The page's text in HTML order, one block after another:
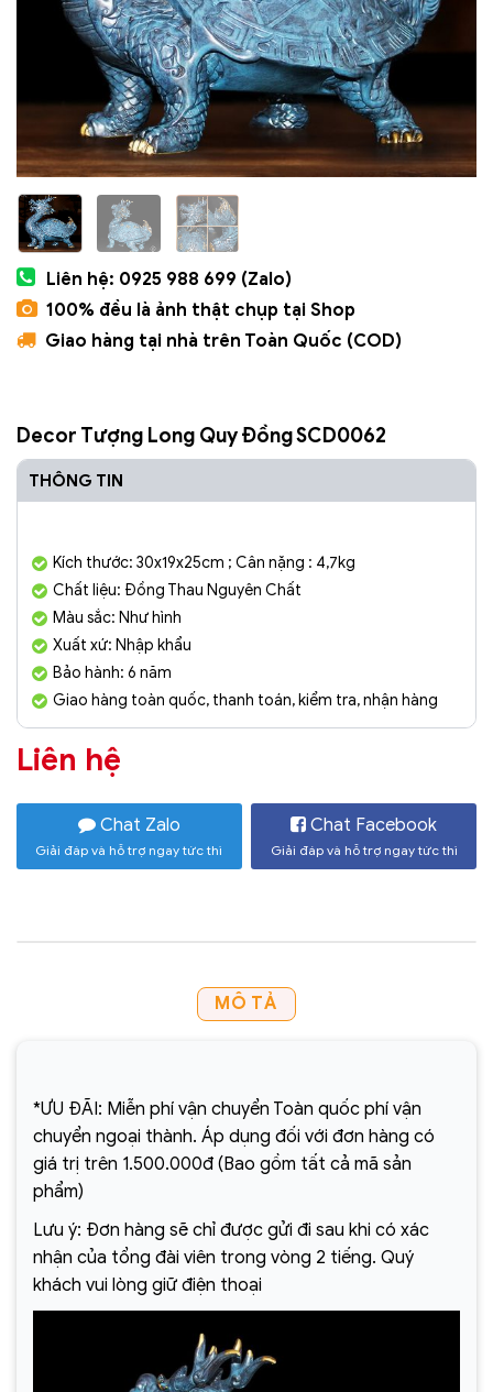
Liên hệ: 0925 988 699 (Zalo)
100% đều là ảnh thật chụp tại Shop
Giao hàng tại nhà trên Toàn Quốc (COD)
Decor Tượng Long Quy Đồng SCD0062
THÔNG TIN
Kích thước: 30x19x25cm ; Cân nặng : 4,7kg
Chất liệu: Đồng Thau Nguyên Chất
Màu sắc: Như hình
Xuất xứ: Nhập khẩu
Bảo hành: 6 năm
Giao hàng toàn quốc, thanh toán, kiểm tra, nhận hàng
Liên hệ
Chat Zalo
Giải đáp và hỗ trợ ngay tức thì
Chat Facebook
Giải đáp và hỗ trợ ngay tức thì
MÔ TẢ
*ƯU ĐÃI: Miễn phí vận chuyển Toàn quốc phí vận
chuyển ngoại thành. Áp dụng đối với đơn hàng có
giá trị trên 1.500.000đ (Bao gồm tất cả mã sản
phẩm)
Lưu ý: Đơn hàng sẽ chỉ được gửi đi sau khi có xác
nhận của tổng đài viên trong vòng 2 tiếng. Quý
khách vui lòng giữ điện thoại